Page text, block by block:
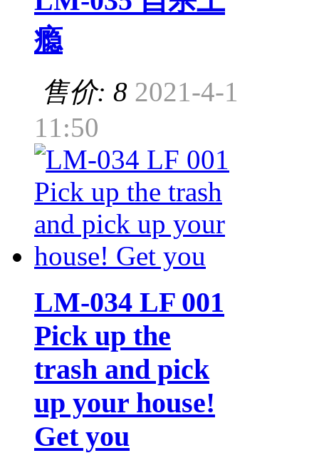
瘾
售价: 8 2021-4-1
11:50
LM-034 LF 001
Pick up the
trash and pick
up your house!
Get you